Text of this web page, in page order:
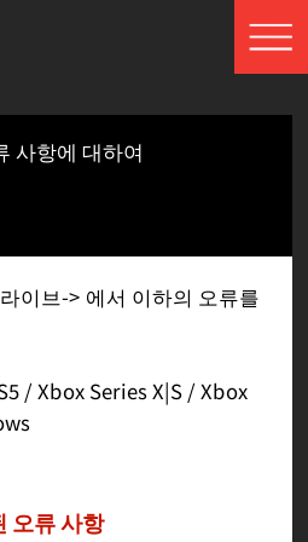
사항에 대하여
이브-> 에서 이하의 오류를
/ Xbox Series X|S / Xbox
오류 사항